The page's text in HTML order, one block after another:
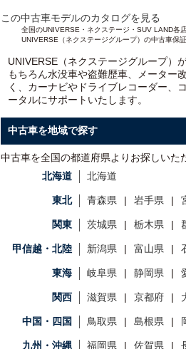
この中古車モデルのカタログを見る
全国のUNIVERSE・ネクステージ・SUV LAND各
UNIVERSE（ネクステージグループ）の中古車保
UNIVERSE（ネクステージグループ）
もちろん水没車や盗難歴車、メーター
く、カーナビやドライブレコーダー、
ータルにサポートいたします。
中古車を地域で探す
中古車を全国の都道府県よりお探しいた
北海道
北海道
東北 青森県 岩手県
関東 茨城県 栃木県
甲信越・北陸 新潟県 富山県
東海 岐阜県 静岡県
関西 滋賀県 京都府
中国・四国 鳥取県 島根県
九州・沖縄 福岡県 佐賀県